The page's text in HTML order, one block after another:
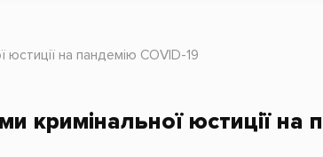
юстиції на пандемію COVID-19
кримінальної юстиції на